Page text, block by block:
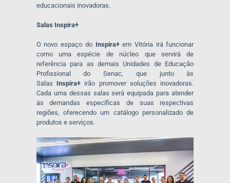
educacionais inovadoras.
Salas Inspira+
O novo espaço do Inspira+em Vitória irá funcionar
como uma espécie de núcleo que servirá de
referência para as demais Unidades de Educação
Profissional do Senac, que junto às
Salas Inspira+irão promover soluções inovadoras.
Cada uma dessas salas será equipada para atender
às demandas específicas de suas respectivas
regiões, oferecendo um catálogo personalizado de
produtos e serviços.